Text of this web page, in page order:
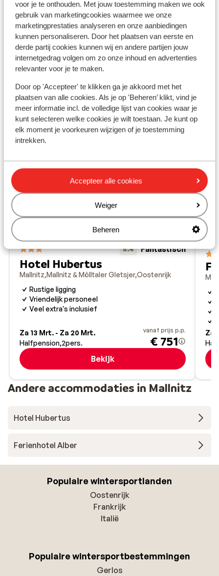
voor je te onthouden. Met jouw toestemming maken we ook
gebruik van marketingcookies waarmee we onze
marketingprestaties analyseren en onze aanbiedingen
kunnen personaliseren. Door het plaatsen van eerste en
derde partij cookies kunnen wij en andere partijen jouw
internetgedrag volgen om zo onze inhoud en advertenties
relevanter voor je te maken.
Door op 'Accepteer' te klikken ga je akkoord met het
plaatsen van alle cookies. Als je op 'Beheren’ klikt, vind je
meer informatie incl. de volledige lijst van cookies waar je
kunt selecteren welke cookies je wilt toestaan. Je kunt op
elk moment je voorkeuren wijzigen of je toestemming
intrekken.
Accepteer alle cookies
Weiger
Beheren
Populaire accommodaties
8.4 Fantastisch
Hotel Hubertus
Mallnitz Mallnitz & Mölltaler Gletsjer Oostenrijk
Rustige ligging
Vriendelijk personeel
Veel extra's inclusief
Za 13 Mrt. - Za 20 Mrt.
Halfpension 2pers.
vanaf prijs p.p.
€ 751
Bekijk
Za
Andere accommodaties in Mallnitz
Hotel Hubertus
Ferienhotel Alber
Populaire wintersportlanden
Oostenrijk
Frankrijk
Italië
Populaire wintersportbestemmingen
Gerlos